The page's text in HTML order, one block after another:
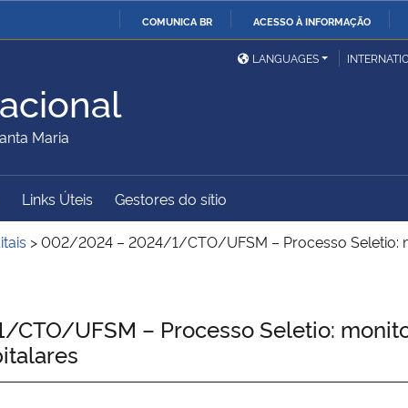
COMUNICA BR ACESSO À INFORMAÇÃO
Ministério da Defesa
Ministério das Relações
Exteriores
Ministério da Cidadania
Ministério do
Desenvolvimento Regional
Controladoria-Geral da
União
LANGUAGES
Maria
Links Úteis Gestores do sítio
>002/2024 – 2024/1/CTO/UFSM – Processo Seletio:
UFSM – Processo Seletio: